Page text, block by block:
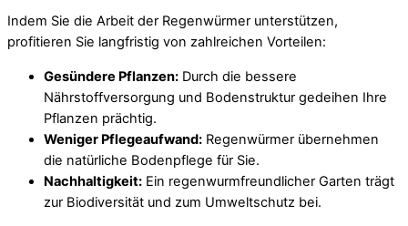
Indem Sie die Arbeit der Regenwürmer unterstützen,
profitieren Sie langfristig von zahlreichen Vorteilen:
Gesündere Pflanzen: Durch die bessere
Nährstoffversorgung und Bodenstruktur gedeihen Ihre
Pflanzen prächtig.
Weniger Pflegeaufwand: Regenwürmer übernehmen
die natürliche Bodenpflege für Sie.
Nachhaltigkeit: Ein regenwurmfreundlicher Garten trägt
zur Biodiversität und zum Umweltschutz bei.